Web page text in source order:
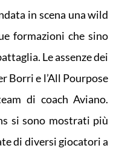
in scena una wild
formazioni che sino
Le assenze dei
Borri e l’All Pourpose
di coach Aviano.
si sono mostrati più
di diversi giocatori a